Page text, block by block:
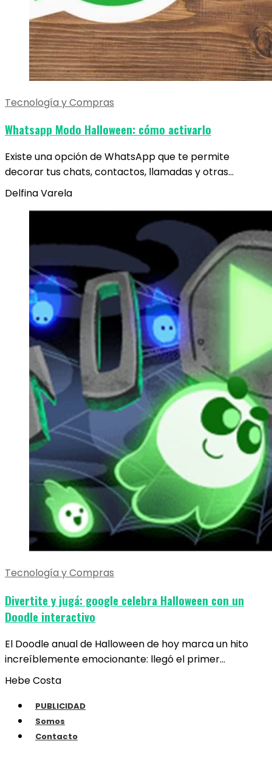
Tecnología y Compras
Whatsapp Modo Halloween: cómo activarlo
Existe una opción de WhatsApp que te permite
decorar tus chats, contactos, llamadas y otras…
Delfina Varela
Tecnología y Compras
Divertite y jugá: google celebra Halloween con un
Doodle interactivo
El Doodle anual de Halloween de hoy marca un hito
increíblemente emocionante: llegó el primer…
Hebe Costa
PUBLICIDAD
Somos
Contacto